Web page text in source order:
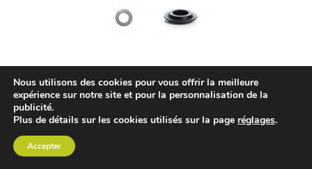
Passoire à jus pour carafe
Nous utilisons des cookies pour vous offrir la meilleure
expérience sur notre site et pour la personnalisation de la
publicité.
Plus de détails sur les cookies utilisés sur la page réglages.
Accepter